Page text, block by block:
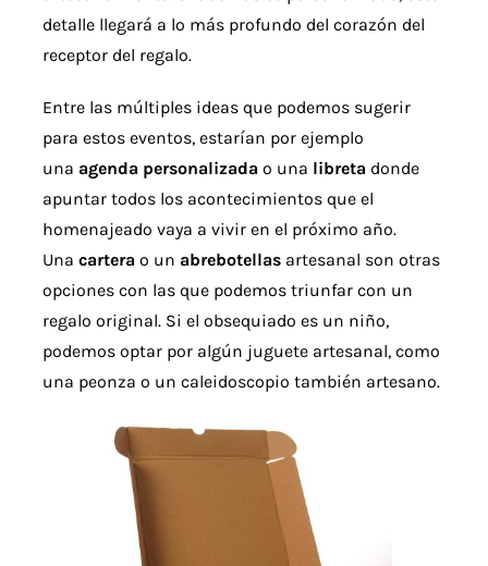
detalle llegará a lo más profundo del corazón del
receptor del regalo.
Entre las múltiples ideas que podemos sugerir
para estos eventos, estarían por ejemplo
una agenda personalizada o una libreta donde
apuntar todos los acontecimientos que el
homenajeado vaya a vivir en el próximo año.
Una cartera o un abrebotellas artesanal son otras
opciones con las que podemos triunfar con un
regalo original. Si el obsequiado es un niño,
podemos optar por algún juguete artesanal, como
una peonza o un caleidoscopio también artesano.